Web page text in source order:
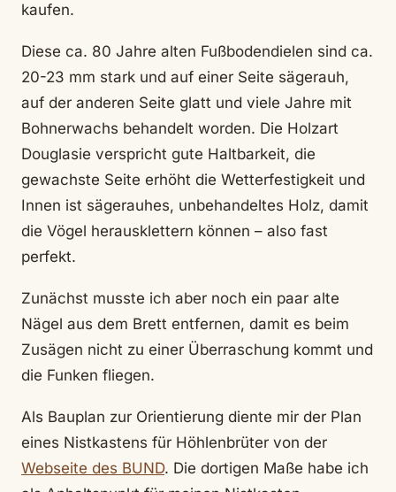
kaufen.
Diese ca. 80 Jahre alten Fußbodendielen sind ca.
20-23 mm stark und auf einer Seite sägerauh,
auf der anderen Seite glatt und viele Jahre mit
Bohnerwachs behandelt worden. Die Holzart
Douglasie verspricht gute Haltbarkeit, die
gewachste Seite erhöht die Wetterfestigkeit und
Innen ist sägerauhes, unbehandeltes Holz, damit
die Vögel herausklettern können – also fast
perfekt.
Zunächst musste ich aber noch ein paar alte
Nägel aus dem Brett entfernen, damit es beim
Zusägen nicht zu einer Überraschung kommt und
die Funken fliegen.
Als Bauplan zur Orientierung diente mir der Plan
eines Nistkastens für Höhlenbrüter von der
Webseite des BUND. Die dortigen Maße habe ich